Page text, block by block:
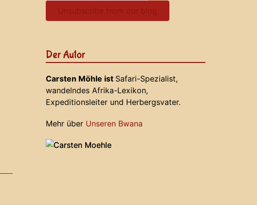
Der Autor
Carsten Möhle ist Safari-Spezialist,
wandelndes Afrika-Lexikon,
Expeditionsleiter und Herbergsvater.
Mehr über Unseren Bwana